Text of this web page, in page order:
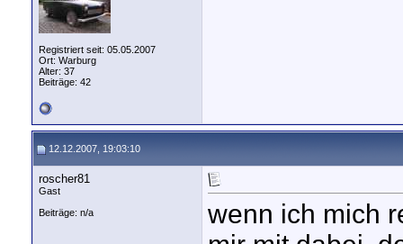
Registriert seit: 05.05.2007
Ort: Warburg
Alter: 37
Beiträge: 42
12.12.2007, 19:03:10
roscher81
Gast
Beiträge: n/a
wenn ich mich